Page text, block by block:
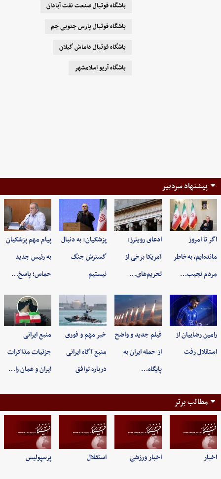
باشگاه فوتبال صنعت نفت آبادان
باشگاه فوتبال پارس جنوبی جم
باشگاه فوتبال داماش گیلان
باشگاه آریو اسلامشهر
پیشنهاد سردبیر
اگر تا امروز
مانده‌ایم، به‌خاطر
مردم نجیب…
ادعای رویترز:
آمریکا برخی از
تحریم‌های…
پزشکیان: به‌ دنبال
گسترش جنگ
نیستیم
پیام مهم پزشکیان
به رئیس جدید
حماس؛ پاسخ…
رامین رضاییان از
استقلال رفت
فیلم جدید و واضح
از حمله ایران به
پایگاه…
خبر مهم و فوری
منبع آگاه ایرانی
درباره توافق
منبع ایرانی
جزئیات مذاکرات
ایران و عمان را…
مطالب برتر
اخبار اخبار ورزشی استقلال پرسپولیس